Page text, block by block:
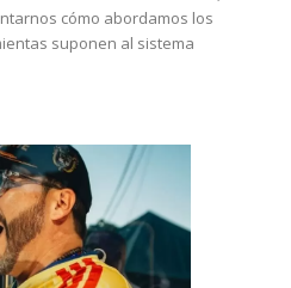
cómo abordamos los
suponen al sistema